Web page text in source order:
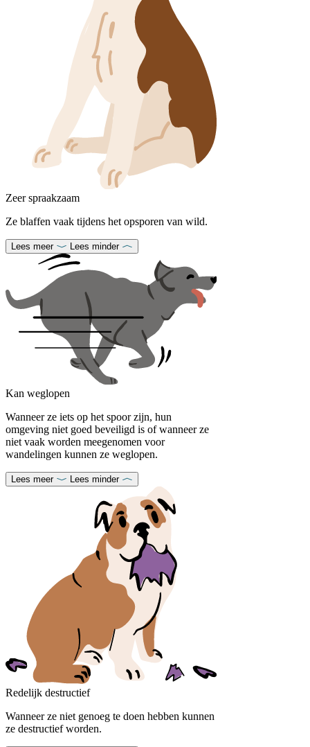
Zeer spraakzaam
Ze blaffen vaak tijdens het opsporen van wild.
Lees meer Lees minder
Kan weglopen
Wanneer ze iets op het spoor zijn, hun
omgeving niet goed beveiligd is of wanneer ze
niet vaak worden meegenomen voor
wandelingen kunnen ze weglopen.
Lees meer Lees minder
Redelijk destructief
Wanneer ze niet genoeg te doen hebben kunnen
ze destructief worden.